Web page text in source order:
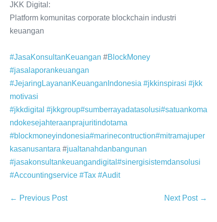
JKK Digital:
Platform komunitas corporate blockchain industri
keuangan
#JasaKonsultanKeuangan #BlockMoney
#jasalaporankeuangan
#JejaringLayananKeuanganIndonesia #jkkinspirasi #jkk
motivasi
#jkkdigital #jkkgroup#sumberrayadatasolusi#satuankoma
ndokesejahteraanprajuritindotama
#blockmoneyindonesia#marinecontruction#mitramajuper
kasanusantara #jualtanahdanbangunan
#jasakonsultankeuangandigital #sinergisistemdansolusi
#Accountingservice #Tax #Audit
← Previous Post Next Post →